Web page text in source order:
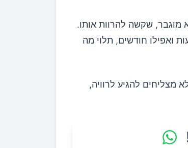
מוגבר, שקשה להרוות אותו.
ואפילו חודשים, תלוי מה
מצליחים להגיע לרוויה,